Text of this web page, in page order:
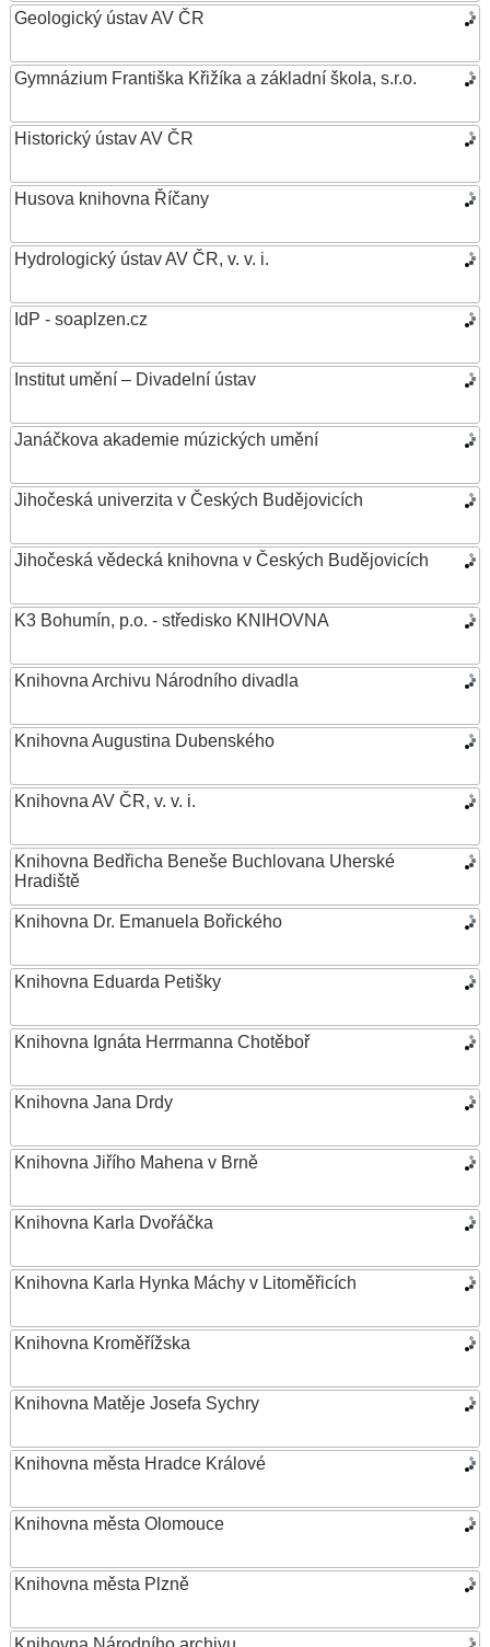
Geologický ústav AV ČR
Gymnázium Františka Křižíka a základní škola, s.r.o.
Historický ústav AV ČR
Husova knihovna Říčany
Hydrologický ústav AV ČR, v. v. i.
IdP - soaplzen.cz
Institut umění – Divadelní ústav
Janáčkova akademie múzických umění
Jihočeská univerzita v Českých Budějovicích
Jihočeská vědecká knihovna v Českých Budějovicích
K3 Bohumín, p.o. - středisko KNIHOVNA
Knihovna Archivu Národního divadla
Knihovna Augustina Dubenského
Knihovna AV ČR, v. v. i.
Knihovna Bedřicha Beneše Buchlovana Uherské
Hradiště
Knihovna Dr. Emanuela Bořického
Knihovna Eduarda Petišky
Knihovna Ignáta Herrmanna Chotěboř
Knihovna Jana Drdy
Knihovna Jiřího Mahena v Brně
Knihovna Karla Dvořáčka
Knihovna Karla Hynka Máchy v Litoměřicích
Knihovna Kroměřížska
Knihovna Matěje Josefa Sychry
Knihovna města Hradce Králové
Knihovna města Olomouce
Knihovna města Plzně